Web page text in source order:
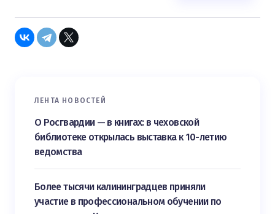
ЛЕНТА НОВОСТЕЙ
О Росгвардии — в книгах: в чеховской
библиотеке открылась выставка к 10-летию
ведомства
Более тысячи калининградцев приняли
участие в профессиональном обучении по